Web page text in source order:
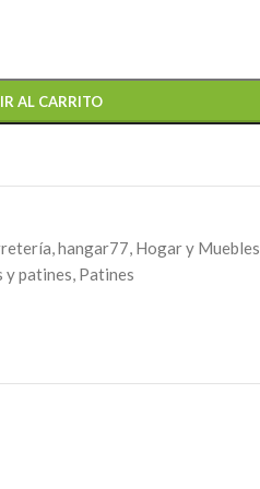
AL CARRITO
,hangar77, Hogar y Muebles
y patines, Patines